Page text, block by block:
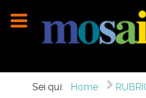
Sei qui: Home